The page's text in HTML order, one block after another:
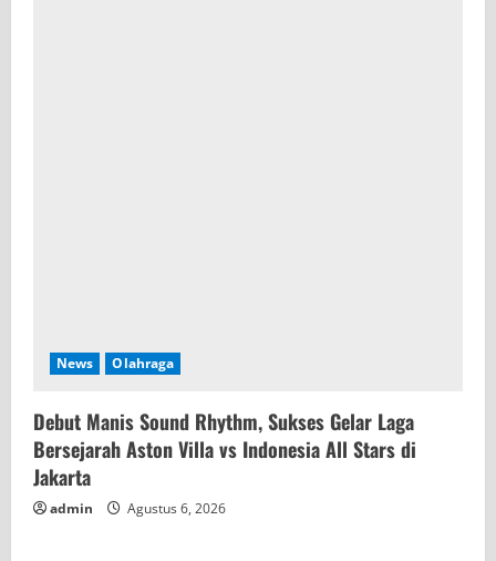
News Olahraga
Debut Manis Sound Rhythm, Sukses Gelar Laga
Bersejarah Aston Villa vs Indonesia All Stars di
Jakarta
admin Agustus 6, 2026